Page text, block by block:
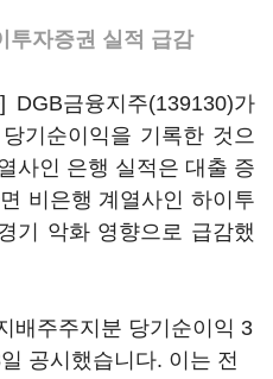
투자증권 실적 급감
DGB금융지주(139130)가
기순이익을 기록한 것으
사인 은행 실적은 대출 증
비은행 계열사인 하이투
기 악화 영향으로 급감했
배주주지분 당기순이익 3
공시했습니다. 이는 전